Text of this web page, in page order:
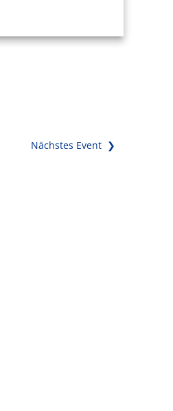
Nächstes Event ❯